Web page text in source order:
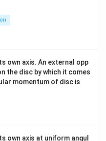
own axis. An external opp
the disc by which it comes
momentum of disc is
own axis at uniform angul